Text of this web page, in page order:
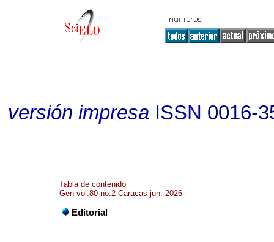
versión impresaISSN 0016-
Tabla de contenido
Gen vol.80 no.2 Caracas jun. 2026
Editorial